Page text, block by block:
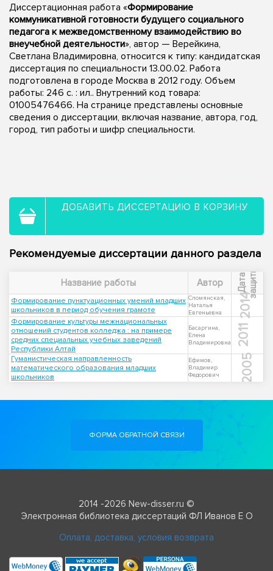
Диссертационная работа «Формирование
коммуникативной готовности будущего социального
педагога к межведомственному взаимодействию во
внеучебной деятельности», автор — Верейкина,
Светлана Владимировна, относится к типу: кандидатская
диссертация по специальности 13.00.02. Работа
подготовлена в городе Москва в 2012 году. Объем
работы: 246 с. : ил.. Внутренний код товара:
01005476466. На странице представлены основные
сведения о диссертации, включая название, автора, год,
город, тип работы и шифр специальности.
ДОБАВИТЬ ДИССЕРТАЦИЮ В КОРЗИНУ
Рекомендуемые диссертации данного раздела
Название работы Автор Д
а
т
а
з
а
щ
и
т ы
Формирование пунктуационных умений младших
школьников в период обучения грамоте
Сломянская,
Наталья
Евгеньевна
2014
Формирование культуры межнациональных
отношений студентов колледжа : на примере
средних специальных учебных заведений
Республики Алтай
Басаргина,
Елена
Владимировна
2011
Гуманистическая направленность
математического образования младших
школьников
Ефимов,
Владимир
Федорович
2005
ФОРМА ОБРАТНОЙ СВЯЗИ
2014 -2026 New-disser.ru ©
Электронная библиотека диссертаций ФЛ Иванов Е О
Оплата, доставка, условия возврата